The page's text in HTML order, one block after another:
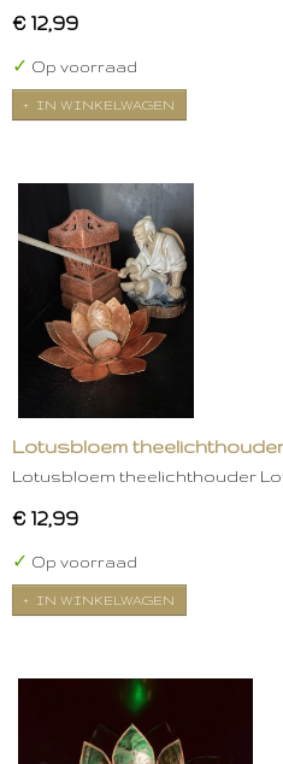
€ 12,99
✓ Op voorraad
IN WINKELWAGEN
Lotusbloem
Lotusbloem theelichthouder
€ 12,99
✓ Op voorraad
IN WINKELWAGEN